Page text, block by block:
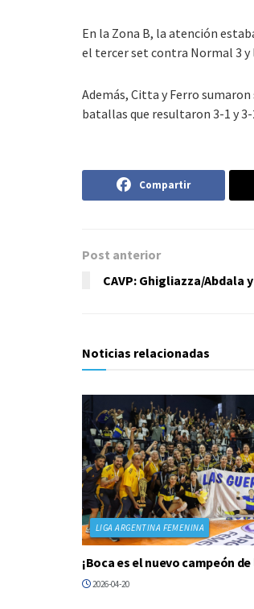
En la Zona B, la atención
el tercer set contra Normal 3
Además, Citta y Ferro
batallas que resultaron 3-1 y 3-
Compartir
Post anterior
CAVP: Ghigliazza/
Noticias relacionadas
LIGA ARGENTINA FEMENINA
¡Boca es el nuevo campeón de
2026-04-20